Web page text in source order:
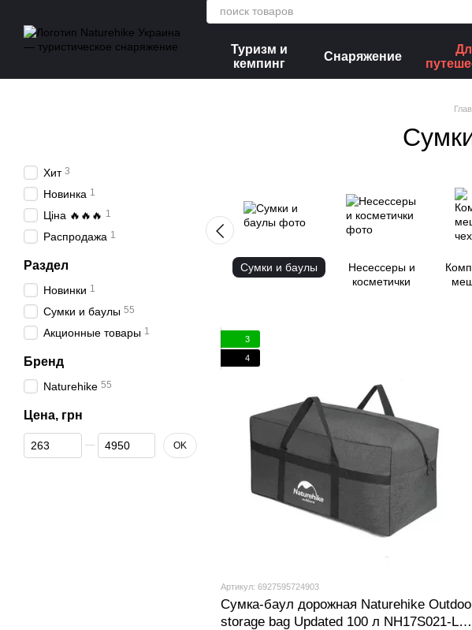
Туризм и
кемпинг
Снаряжение
Сумки и баулы
Несессеры и
косметички
3
4
Артикул: 6927595724903
Сумка-баул дорожная Naturehike
storage bag Updated 100 л NH17S021-L
Хит 3
Новинка 1
Ціна 🔥🔥🔥 1
Распродажа 1
Раздел
Новинки 1
Сумки и баулы 55
Акционные товары 1
Бренд
Naturehike 55
Цена, грн
От Цена, грн
До Цена, грн OK